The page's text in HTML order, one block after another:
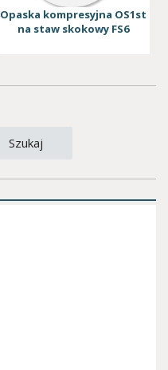
Opaska kompresyjna OS1st
na staw skokowy FS6
Szukaj